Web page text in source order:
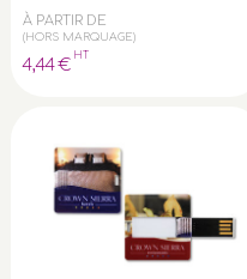
À PARTIR DE
(HORS MARQUAGE)
4,44€
HT